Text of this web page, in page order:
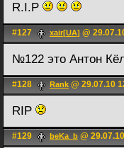
R.I.P
#127 xair[UA] @
№122 это Антон
#128 Rank @ 29.07.10
RIP
#129 beKa_b @